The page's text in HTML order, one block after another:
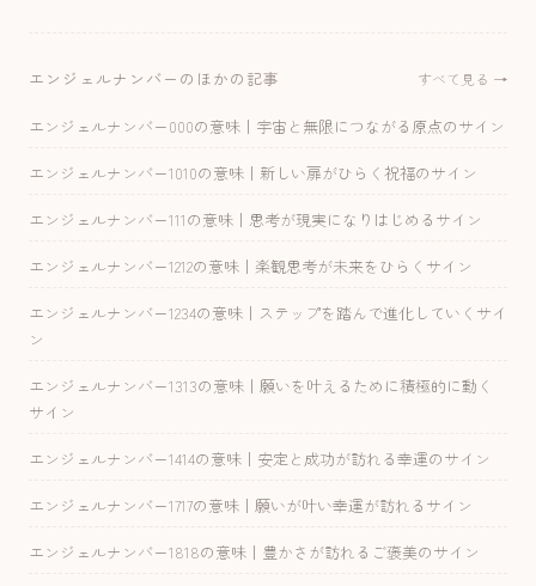
エンジェルナンバーのほかの記事 すべて見る →
エンジェルナンバー000の意味｜宇宙と無限につながる原点のサイン
エンジェルナンバー1010の意味｜新しい扉がひらく祝福のサイン
エンジェルナンバー111の意味｜思考が現実になりはじめるサイン
エンジェルナンバー1212の意味｜楽観思考が未来をひらくサイン
エンジェルナンバー1234の意味｜ステップを踏んで進化していくサイ
ン
エンジェルナンバー1313の意味｜願いを叶えるために積極的に動く
サイン
エンジェルナンバー1414の意味｜安定と成功が訪れる幸運のサイン
エンジェルナンバー1717の意味｜願いが叶い幸運が訪れるサイン
エンジェルナンバー1818の意味｜豊かさが訪れるご褒美のサイン